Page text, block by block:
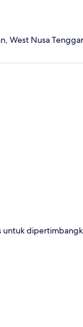
West Nusa